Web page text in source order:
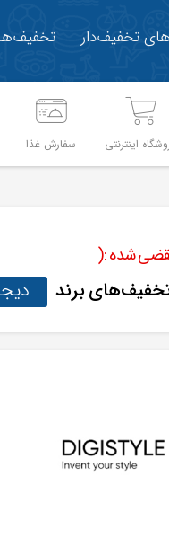
تخفیف‌دار
اینترنتی سفارش غذا
شده :(
برند